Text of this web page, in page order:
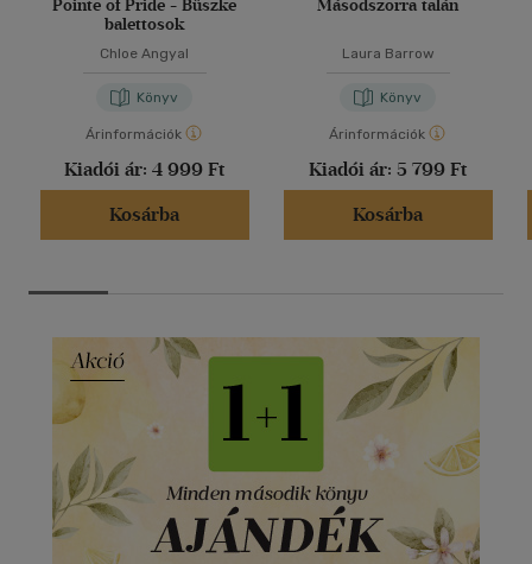
Pointe of Pride - Büszke
balettosok
Chloe Angyal
Könyv
Árinformációk
Kiadói ár: 4 999 Ft
Kosárba
Másodszorra talán
Laura Barrow
Könyv
Árinformációk
Kiadói ár: 5 799 Ft
Kosárba